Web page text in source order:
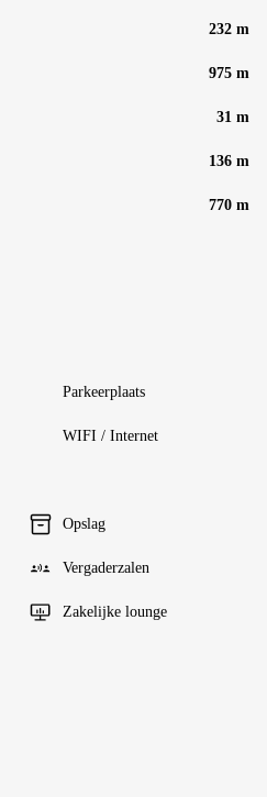
232 m
975 m
31 m
136 m
770 m
Parkeerplaats
WIFI / Internet
Opslag
Vergaderzalen
Zakelijke lounge